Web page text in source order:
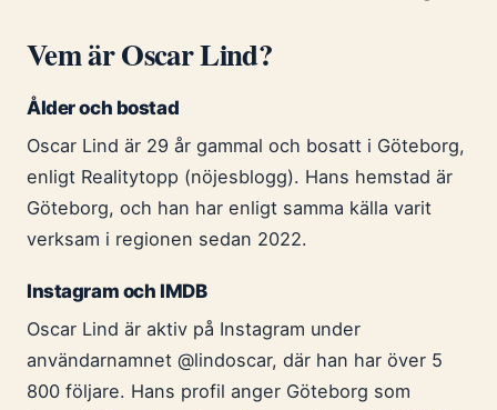
Vem är Oscar Lind?
Ålder och bostad
Oscar Lind är 29 år gammal och bosatt i Göteborg,
enligt Realitytopp (nöjesblogg). Hans hemstad är
Göteborg, och han har enligt samma källa varit
verksam i regionen sedan 2022.
Instagram och IMDB
Oscar Lind är aktiv på Instagram under
användarnamnet @lindoscar, där han har över 5
800 följare. Hans profil anger Göteborg som